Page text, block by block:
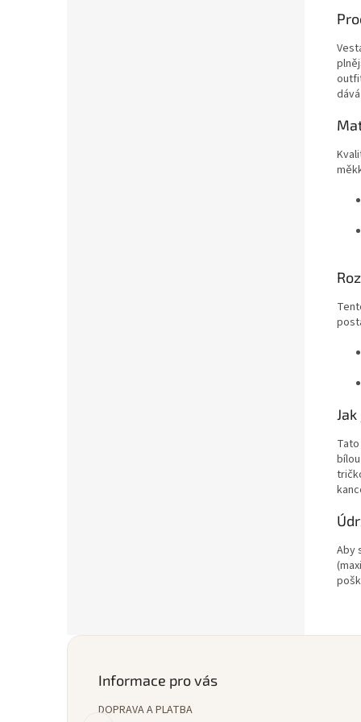
Tato
Aby
Informace pro vás
DOPRAVA A PLATBA